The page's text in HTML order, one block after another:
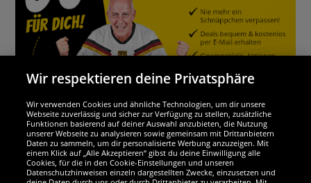
Wir sind ausgezeichnet
Wir respektieren deine Privatsphäre
Wir verwenden Cookies und ähnliche Technologien, um dir unsere
Webseite zuverlässig und sicher zur Verfügung zu stellen, zusätzliche
Funktionen basierend auf deiner Auswahl anzubieten, die Nutzung
unserer Webseite zu analysieren sowie gemeinsam mit Drittanbietern
Daten zu sammeln, um dir personalisierte Werbung anzuzeigen. Mit
einem Klick auf „Alle Akzeptieren“ gibst du deine Einwilligung alle
Cookies, für die in den Cookie-Einstellungen und unseren
Datenschutzhinweisen einzeln dargestellten Zwecke, einzusetzen und